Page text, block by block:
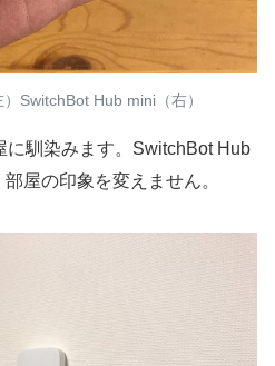
SwitchBot Hub mini（右）
に馴染みます。SwitchBot Hub
屋の印象を変えません。